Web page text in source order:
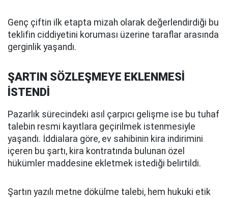
Genç çiftin ilk etapta mizah olarak değerlendirdiği bu
teklifin ciddiyetini koruması üzerine taraflar arasında
gerginlik yaşandı.
ŞARTIN SÖZLEŞMEYE EKLENMESİ
İSTENDİ
Pazarlık sürecindeki asıl çarpıcı gelişme ise bu tuhaf
talebin resmi kayıtlara geçirilmek istenmesiyle
yaşandı. İddialara göre, ev sahibinin kira indirimini
içeren bu şartı, kira kontratında bulunan özel
hükümler maddesine ekletmek istediği belirtildi.
Şartın yazılı metne dökülme talebi, hem hukuki etik